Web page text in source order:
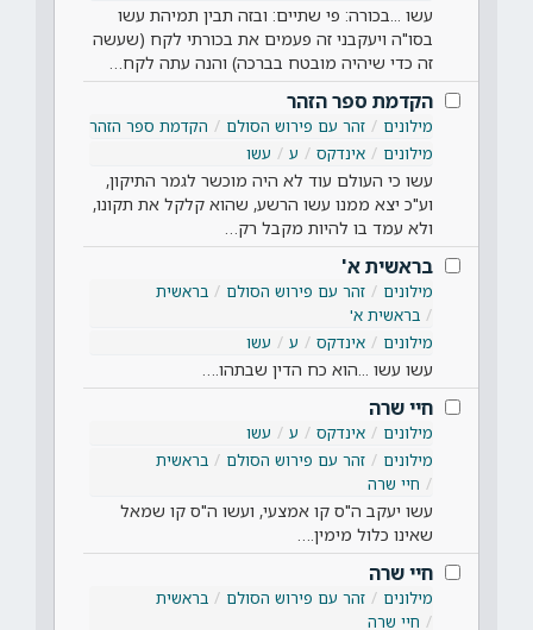
עשו ...בכורה: פי שתיים: ובזה תבין תמיהת עשו
בסו"ה ויעקבני זה פעמים את בכורתי לקח (שעשה
זה כדי שיהיה מובטח בברכה) והנה עתה לקח…
הקדמת ספר הזהר
מילונים זהר עם פירוש הסולם
הקדמת ספר הזהר
מילונים
אינדקס ע עשו
עשו כי העולם עוד לא היה מוכשר לגמר התיקון,
וע"כ יצא ממנו עשו הרשע, שהוא קלקל את תקונו,
ולא עמד בו להיות מקבל רק…
בראשית א'
מילונים זהר עם פירוש הסולם
בראשית
בראשית א'
מילונים
אינדקס ע עשו
עשו עשו ...הוא כח הדין שבתהו.…
חיי שרה
מילונים אינדקס ע
עשו
מילונים
זהר עם פירוש הסולם
בראשית
חיי שרה
עשו יעקב ה"ס קו אמצעי, ועשו ה"ס קו שמאל
שאינו כלול מימין.…
חיי שרה
מילונים זהר עם פירוש הסולם
בראשית
חיי שרה